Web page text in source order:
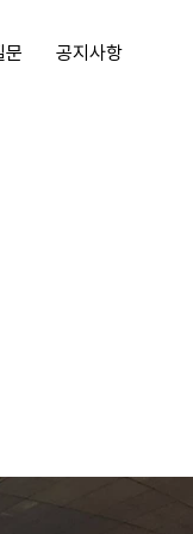
문 공지사항